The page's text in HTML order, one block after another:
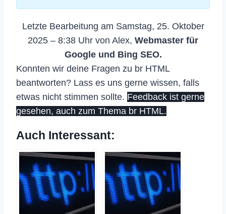
Letzte Bearbeitung am Samstag, 25. Oktober
2025 – 8:38 Uhr von Alex, Webmaster für
Google und Bing SEO.
Konnten wir deine Fragen zu br HTML
beantworten? Lass es uns gerne wissen, falls
etwas nicht stimmen sollte. Feedback ist gerne
gesehen, auch zum Thema br HTML.
Auch Interessant: